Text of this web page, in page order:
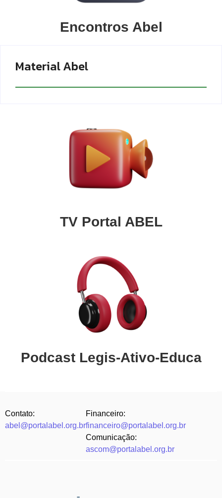
Encontros Abel
Material Abel
TV Portal ABEL
Podcast Legis-Ativo-Educa
Contato:
abel@portalabel.org.br
Financeiro:
financeiro@portalabel.org.br
Comunicação:
ascom@portalabel.org.br